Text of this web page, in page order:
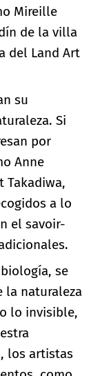
Mireille
de la villa
del Land Art
su
Si
por
Anne
Takadiwa,
a lo
el savoir-
se
la naturaleza
lo invisible,
los artistas